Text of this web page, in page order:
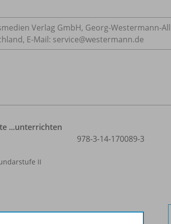
Verlag GmbH, Georg-Westermann-
E-Mail: service@westermann.de
...unterrichten
II
978-3-14-170089-3